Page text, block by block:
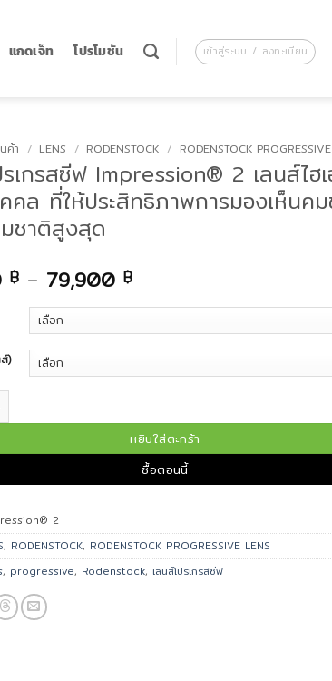
แกดเจ็ท โปรโมชัน เข้าสู่ระบบ / ลงทะเบียน
ค้า / LENS / RODENSTOCK / RODENSTOCK
รเกรสซีฟ Impression® 2 เลนส์ไฮ
คคล ที่ให้ประสิทธิภาพการมองเห็นค
มชาติสูงสุด
฿ – 79,900 ฿Price
29,700 ฿
through
79,900 ฿
)
โปรเกรสซีฟ Impression® 2 เลนส์ไฮเอนด์เฉพาะบุคคล ที่ให้ประสิ
หยิบใส่ตะกร้า
ซื้อตอนนี้
2
, RODENSTOCK, RODENSTOCK PROGRESSIVE LENS
, progressive, Rodenstock, เลนส์โปรเกรสซีฟ